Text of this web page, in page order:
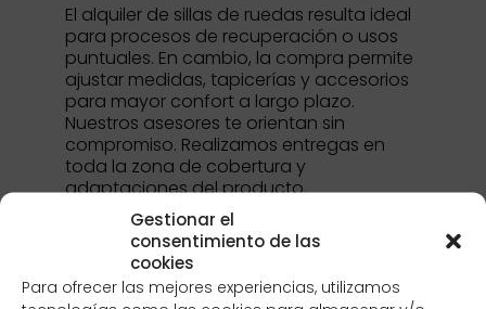
Gestionar el
consentimiento de las
cookies
Para ofrecer las mejores experiencias, utilizamos
El alquiler de sillas de ruedas resulta ideal
para procesos de recuperación o usos
puntuales. En cambio, la compra permite
ajustar medidas, tapicerías y accesorios
para mayor confort a largo plazo.
Nuestros asesores te orientan sin
compromiso. Realizamos entregas en
toda la zona de cobertura y
adaptaciones del producto.